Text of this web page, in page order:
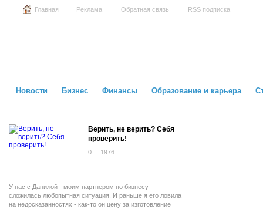
Главная Реклама Обратная связь RSS подписка
Новости Бизнес Финансы Образование и карьера
Верить, не верить? Себя
проверить!
0 1976
У нас с Данилой - моим партнером по бизнесу -
сложилась любопытная ситуация. И раньше я его ловила
на недосказанностях - как-то он цену за изготовление